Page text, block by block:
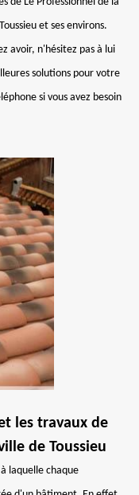
et ses environs.
avoir, n'hésitez pas à lui
solutions pour votre
si vous avez besoin
les travaux de
de Toussieu
laquelle chaque